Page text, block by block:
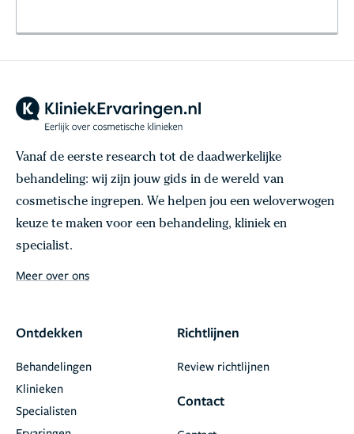
Vanaf de eerste research tot de daadwerkelijke
behandeling: wij zijn jouw gids in de wereld van
cosmetische ingrepen. We helpen jou een weloverwogen
keuze te maken voor een behandeling, kliniek en
specialist.
Meer over ons
Ontdekken
Behandelingen
Klinieken
Specialisten
Richtlijnen
Review richtlijnen
Contact